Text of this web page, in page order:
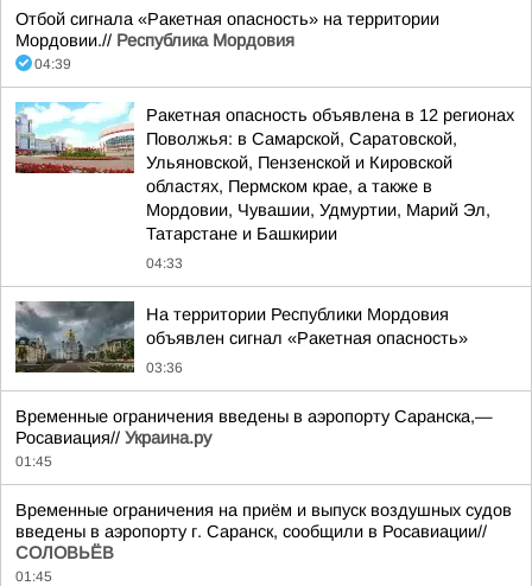
Отбой сигнала «Ракетная опасность» на территории
Мордовии.// Республика Мордовия
04:39
Ракетная опасность объявлена в 12 регионах
Поволжья: в Самарской, Саратовской,
Ульяновской, Пензенской и Кировской
областях, Пермском крае, а также в
Мордовии, Чувашии, Удмуртии, Марий Эл,
Татарстане и Башкирии
04:33
На территории Республики Мордовия
объявлен сигнал «Ракетная опасность»
03:36
Временные ограничения введены в аэропорту Саранска,—
Росавиация// Украина.ру
01:45
Временные ограничения на приём и выпуск воздушных судов
введены в аэропорту г. Саранск, сообщили в Росавиации//
СОЛОВЬЁВ
01:45